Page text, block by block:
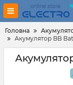
Головна
Акумулятор BB